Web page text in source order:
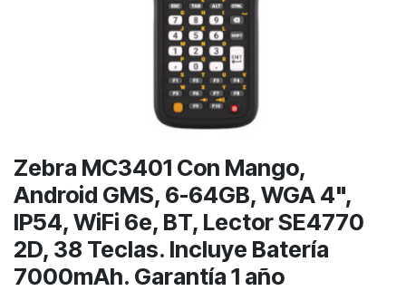
Zebra MC3401 Con Mango,
Android GMS, 6-64GB, WGA 4",
IP54, WiFi 6e, BT, Lector SE4770
2D, 38 Teclas. Incluye Batería
7000mAh. Garantía 1 año